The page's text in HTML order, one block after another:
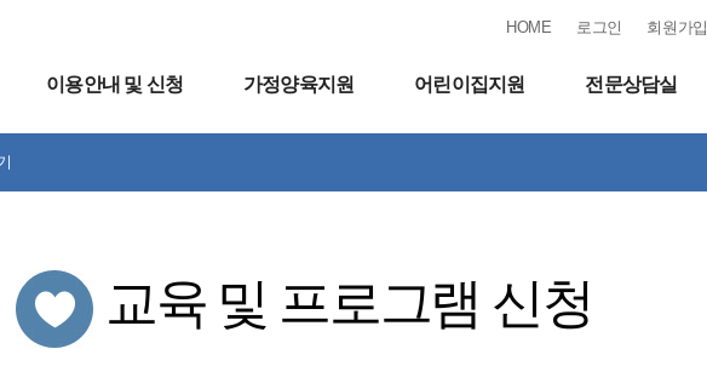
HOME 로그인 회원가입
이용안내 및 신청 가정양육지원 어린이집지원 전문상담실
교육 및 프로그램 신청